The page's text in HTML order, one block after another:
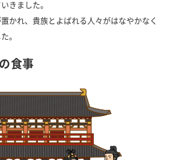
きました。
かれ、貴族とよばれる人々がはなやかなく
。
食事